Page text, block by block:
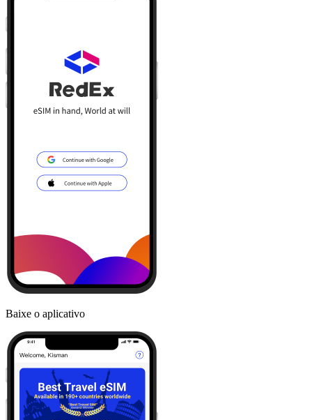
Baixe o aplicativo